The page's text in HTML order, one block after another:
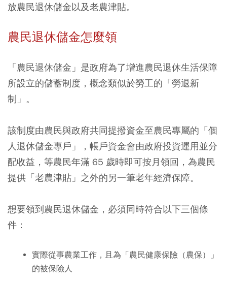
放農民退休儲金以及老農津貼。
農民退休儲金怎麼領
「農民退休儲金」是政府為了增進農民退休生活保障
所設立的儲蓄制度，概念類似於勞工的「勞退新
制」。
該制度由農民與政府共同提撥資金至農民專屬的「個
人退休儲金專戶」，帳戶資金會由政府投資運用並分
配收益，等農民年滿 65 歲時即可按月領回，為農民
提供「老農津貼」之外的另一筆老年經濟保障。
想要領到農民退休儲金，必須同時符合以下三個條
件：
實際從事農業工作，且為「農民健康保險（農保）」
的被保險人